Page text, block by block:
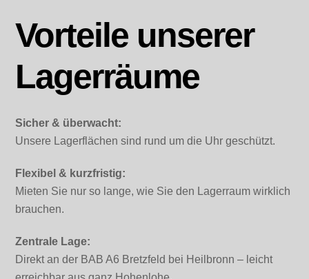
Vorteile unserer
Lagerräume
Sicher & überwacht:
Unsere Lagerflächen sind rund um die Uhr geschützt.
Flexibel & kurzfristig:
Mieten Sie nur so lange, wie Sie den Lagerraum wirklich
brauchen.
Zentrale Lage:
Direkt an der BAB A6 Bretzfeld bei Heilbronn – leicht